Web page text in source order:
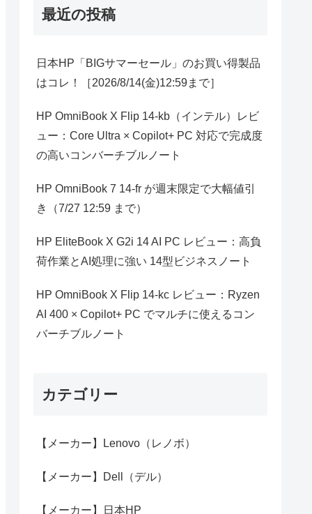
最近の投稿
日本HP「BIGサマーセール」のお買い得製品
はコレ！［2026/8/14(金)12:59まで］
HP OmniBook X Flip 14-kb（インテル）レビ
ュー：Core Ultra × Copilot+ PC 対応で完成度
の高いコンバーチブルノート
HP OmniBook 7 14-fr が週末限定で大幅値引
き（7/27 12:59 まで）
HP EliteBook X G2i 14 AI PC レビュー：高負
荷作業とAI処理に強い 14型ビジネスノート
HP OmniBook X Flip 14-kc レビュー：Ryzen
AI 400 × Copilot+ PC でマルチに使えるコン
バーチブルノート
カテゴリー
【メーカー】Lenovo（レノボ）
【メーカー】Dell（デル）
【メーカー】日本HP